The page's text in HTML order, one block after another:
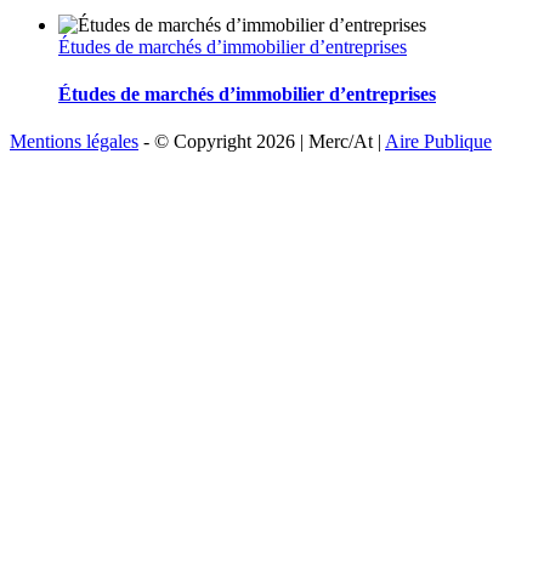
Études de marchés d’immobilier d’entreprises
Études de marchés d’immobilier d’entreprises
Mentions légales - © Copyright 2026 | Merc/At | Aire Publique